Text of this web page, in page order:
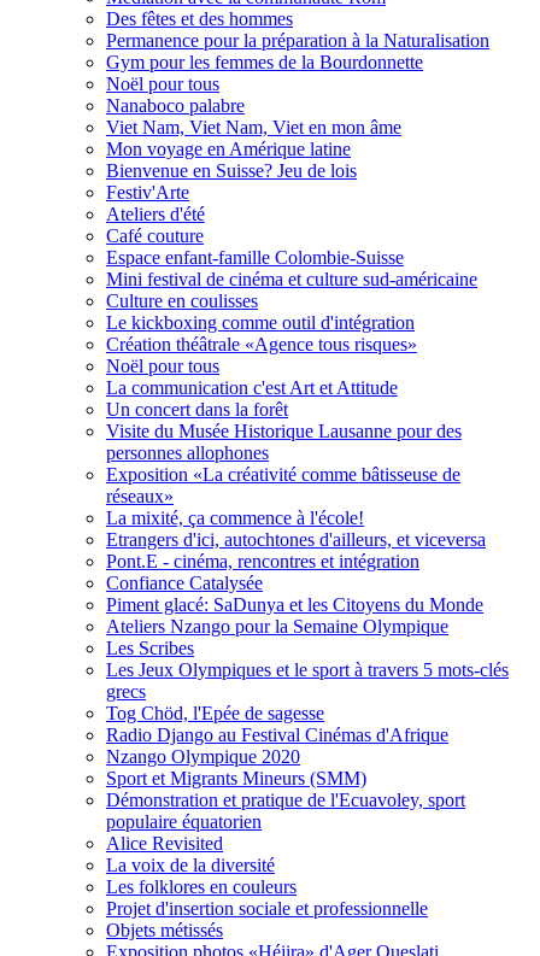
Des fêtes et des hommes
Permanence pour la préparation à la Naturalisation
Gym pour les femmes de la Bourdonnette
Noël pour tous
Nanaboco palabre
Viet Nam, Viet Nam, Viet en mon âme
Mon voyage en Amérique latine
Bienvenue en Suisse? Jeu de lois
Festiv'Arte
Ateliers d'été
Café couture
Espace enfant-famille Colombie-Suisse
Mini festival de cinéma et culture sud-américaine
Culture en coulisses
Le kickboxing comme outil d'intégration
Création théâtrale «Agence tous risques»
Noël pour tous
La communication c'est Art et Attitude
Un concert dans la forêt
Visite du Musée Historique Lausanne pour des
personnes allophones
Exposition «La créativité comme bâtisseuse de
réseaux»
La mixité, ça commence à l'école!
Etrangers d'ici, autochtones d'ailleurs, et viceversa
Pont.E - cinéma, rencontres et intégration
Confiance Catalysée
Piment glacé: SaDunya et les Citoyens du Monde
Ateliers Nzango pour la Semaine Olympique
Les Scribes
Les Jeux Olympiques et le sport à travers 5 mots-clés
grecs
Tog Chöd, l'Epée de sagesse
Radio Django au Festival Cinémas d'Afrique
Nzango Olympique 2020
Sport et Migrants Mineurs (SMM)
Démonstration et pratique de l'Ecuavoley, sport
populaire équatorien
Alice Revisited
La voix de la diversité
Les folklores en couleurs
Projet d'insertion sociale et professionnelle
Objets métissés
Exposition photos «Héjira» d'Ager Oueslati